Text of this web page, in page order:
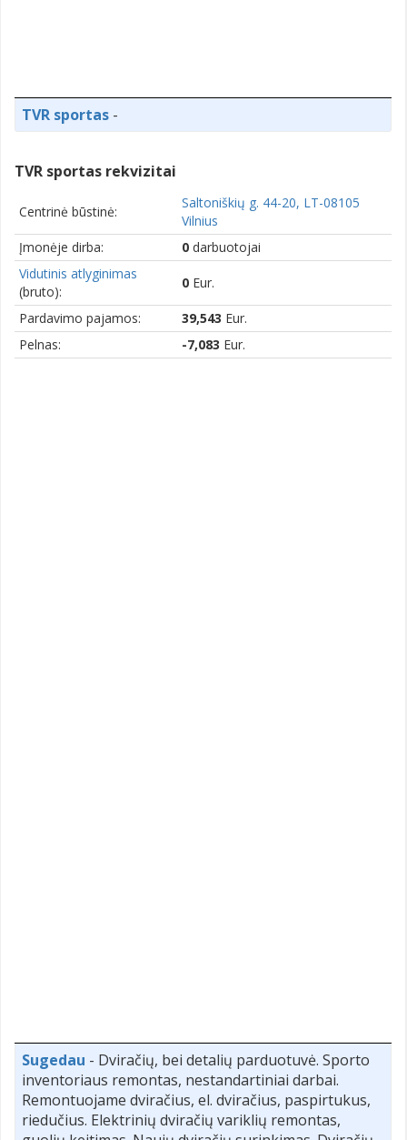
TVR sportas -
TVR sportas rekvizitai
Centrinė būstinė:
Saltoniškių g. 44-20, LT-08105
Vilnius
Įmonėje dirba:
0 darbuotojai
Vidutinis atlyginimas
(bruto):
0 Eur.
Pardavimo pajamos: 39,543 Eur.
Pelnas:
-7,083 Eur.
Sugedau - Dviračių, bei detalių parduotuvė. Sporto
inventoriaus remontas, nestandartiniai darbai.
Remontuojame dviračius, el. dviračius, paspirtukus,
riedučius. Elektrinių dviračių variklių remontas,